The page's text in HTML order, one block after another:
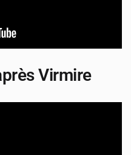
Virmire